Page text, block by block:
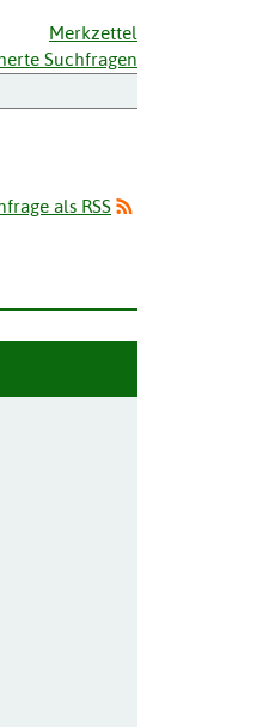
Merkzettel
Suchfragen
als RSS